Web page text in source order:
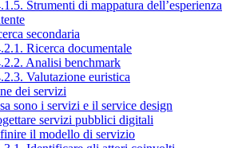
Strumenti di mappatura dell’esperienza
secondaria
Ricerca documentale
Analisi benchmark
Valutazione euristica
dei servizi
sono i servizi e il service design
servizi pubblici digitali
il modello di servizio